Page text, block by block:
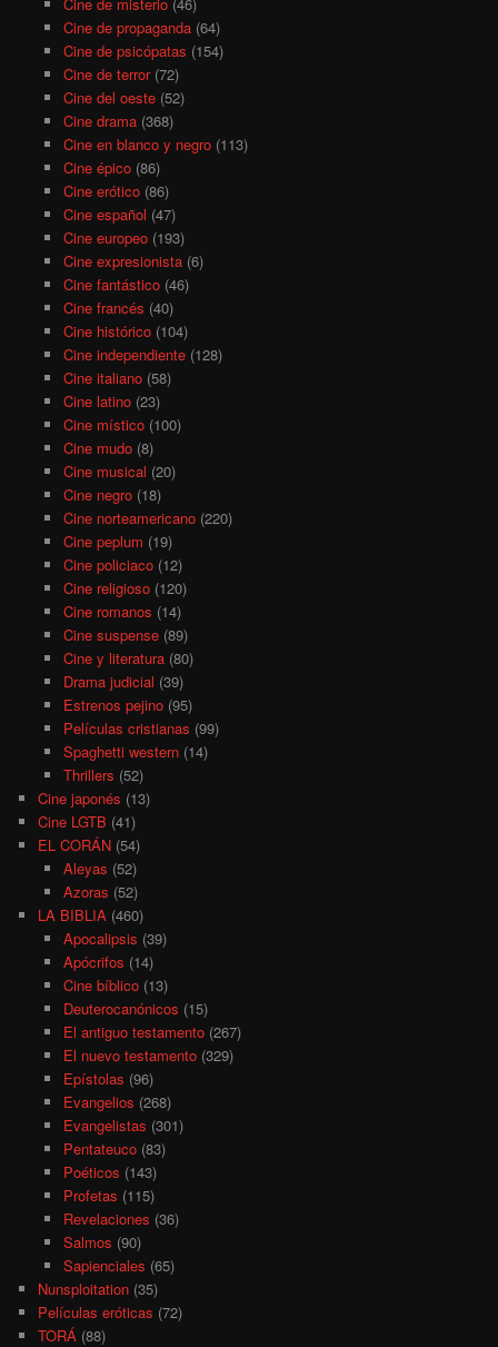
Cine de propaganda(64)
Cine de psicópatas (154)
Cine de terror(72)
Cine del oeste(52)
Cine drama(368)
Cine en blanco y negro(113)
Cine épico(86)
Cine erótico(86)
Cine español (47)
Cine europeo(193)
Cine expresionista(6)
Cine fantástico(46)
Cine francés (40)
Cine histórico(104)
Cine independiente(128)
Cine italiano(58)
Cine latino(23)
Cine místico(100)
Cine mudo(8)
Cine musical (20)
Cine negro(18)
Cine norteamericano(220)
Cine peplum (19)
Cine policiaco(12)
Cine religioso(120)
Cine romanos (14)
Cine suspense(89)
Cine y literatura(80)
Drama judicial (39)
Estrenos pejino(95)
Películas cristianas (99)
Spaghetti western(14)
Thrillers (52)
Cine japonés (13)
Cine LGTB (41)
EL CORÁN (54)
Aleyas (52)
Azoras (52)
LA BIBLIA (460)
Apocalipsis (39)
Apócrifos (14)
Cine bíblico(13)
Deuterocanónicos (15)
El antiguo testamento(267)
El nuevo testamento(329)
Epístolas (96)
Evangelios (268)
Evangelistas (301)
Pentateuco(83)
Poéticos (143)
Profetas (115)
Revelaciones (36)
Salmos (90)
Sapienciales (65)
Nunsploitation (35)
Películas eróticas (72)
TORÁ (88)